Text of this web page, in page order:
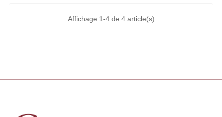
Affichage 1-4 de 4 article(s)